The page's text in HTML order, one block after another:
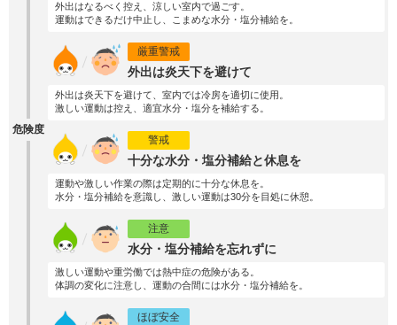
危険度
外出はなるべく控え、涼しい室内で過ごす。
運動はできるだけ中止し、こまめな水分・塩分補給を。
厳重警戒
外出は炎天下を避けて
外出は炎天下を避けて、室内では冷房を適切に使用。
激しい運動は控え、適宜水分・塩分を補給する。
警戒
十分な水分・塩分補給と休息を
運動や激しい作業の際は定期的に十分な休息を。
水分・塩分補給を意識し、激しい運動は30分を目処に休憩。
注意
水分・塩分補給を忘れずに
激しい運動や重労働では熱中症の危険がある。
体調の変化に注意し、運動の合間には水分・塩分補給を。
ほぼ安全